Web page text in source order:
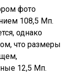
фото
108,5 Мп.
однако
что размеры
12,5 Мп.